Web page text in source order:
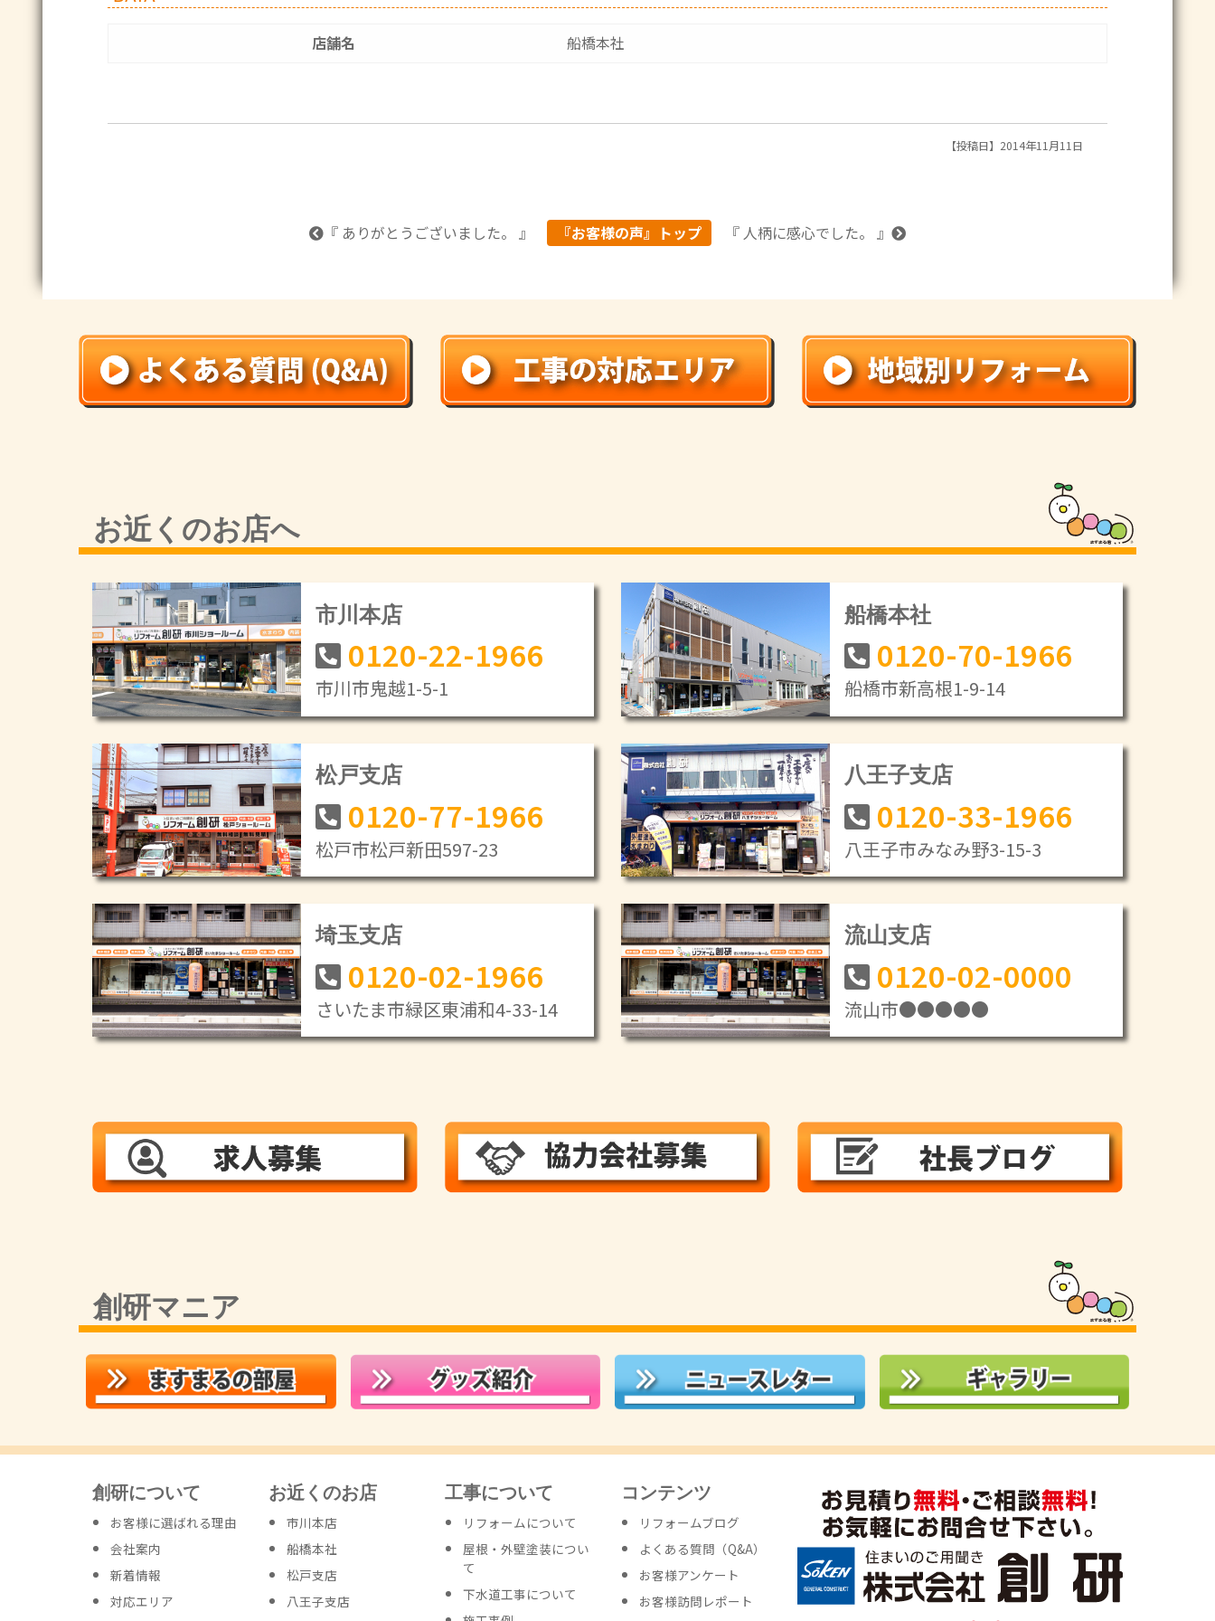
店舗名 船橋本社
【投稿日】2014年11月11日
『 ありがとうございました。 』 『お客様の声』トップ 『 人柄に感心でした。 』
お近くのお店へ
市川本店
0120-22-1966
市川市鬼越1-5-1
船橋本社
0120-70-1966
船橋市新高根1-9-14
松戸支店
0120-77-1966
松戸市松戸新田597-23
八王子支店
0120-33-1966
八王子市みなみ野3-15-3
埼玉支店
0120-02-1966
さいたま市緑区東浦和4-33-14
流山支店
0120-02-0000
流山市●●●●●
創研マニア
創研について
お客様に選ばれる理由
会社案内
新着情報
対応エリア
お近くのお店
市川本店
船橋本社
松戸支店
八王子支店
工事について
リフォームについて
屋根・外壁塗装につい
て
下水道工事について
コンテンツ
リフォームブログ
よくある質問（Q&A）
お客様アンケート
お客様訪問レポート